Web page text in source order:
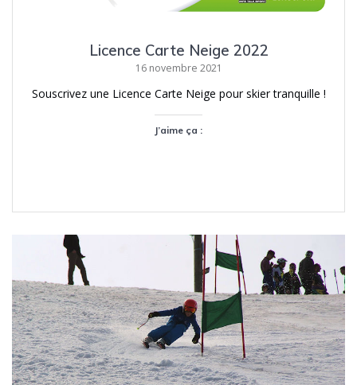
Licence Carte Neige 2022
16 novembre 2021
Souscrivez une Licence Carte Neige pour skier tranquille !
J’aime ça :